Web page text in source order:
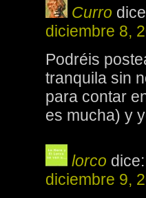
Curro
diciembre 8,
Podréis
tranquila sin
para contar
es mucha) y
lorco dice:
diciembre 9,